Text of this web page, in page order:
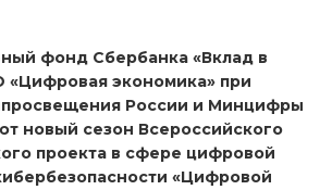
фонд Сбербанка «Вклад в
экономика» при
России и Минцифры
новый сезон Всероссийского
проекта в сфере цифровой
«Цифровой